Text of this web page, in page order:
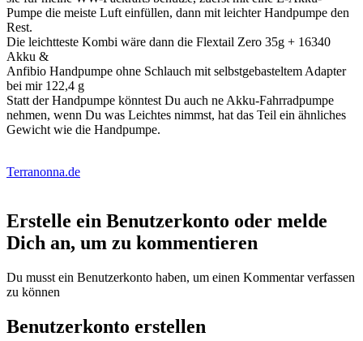
Pumpe die meiste Luft einfüllen, dann mit leichter Handpumpe den
Rest.
Die leichtteste Kombi wäre dann die Flextail Zero 35g + 16340
Akku &
Anfibio Handpumpe ohne Schlauch mit selbstgebasteltem Adapter
bei mir 122,4 g
Statt der Handpumpe könntest Du auch ne Akku-Fahrradpumpe
nehmen, wenn Du was Leichtes nimmst, hat das Teil ein ähnliches
Gewicht wie die Handpumpe.
Terranonna.de
Erstelle ein Benutzerkonto oder melde
Dich an, um zu kommentieren
Du musst ein Benutzerkonto haben, um einen Kommentar verfassen
zu können
Benutzerkonto erstellen